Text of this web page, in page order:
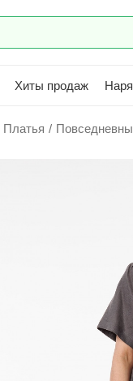
Хиты продаж
Платья /